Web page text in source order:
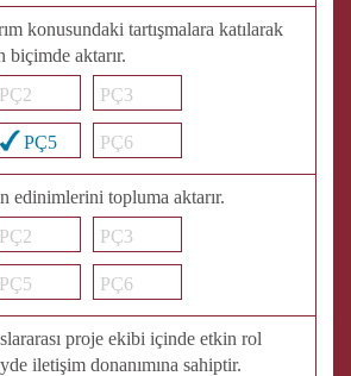
konusundaki tartışmalara katılarak
biçimde aktarır.
PÇ2 PÇ3
PÇ5 PÇ6
edinimlerini topluma aktarır.
PÇ2 PÇ3
PÇ5 PÇ6
proje ekibi içinde etkin rol
iletişim donanımına sahiptir.